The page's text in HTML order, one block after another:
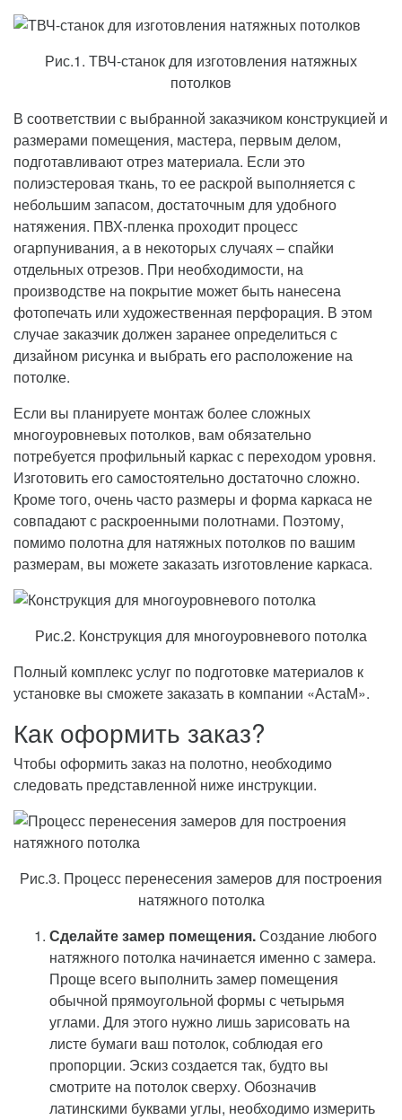
Рис.1. ТВЧ-станок для изготовления натяжных
потолков
В соответствии с выбранной заказчиком конструкцией и
размерами помещения, мастера, первым делом,
подготавливают отрез материала. Если это
полиэстеровая ткань, то ее раскрой выполняется с
небольшим запасом, достаточным для удобного
натяжения. ПВХ-пленка проходит процесс
огарпунивания, а в некоторых случаях – спайки
отдельных отрезов. При необходимости, на
производстве на покрытие может быть нанесена
фотопечать или художественная перфорация. В этом
случае заказчик должен заранее определиться с
дизайном рисунка и выбрать его расположение на
потолке.
Если вы планируете монтаж более сложных
многоуровневых потолков, вам обязательно
потребуется профильный каркас с переходом уровня.
Изготовить его самостоятельно достаточно сложно.
Кроме того, очень часто размеры и форма каркаса не
совпадают с раскроенными полотнами. Поэтому,
помимо полотна для натяжных потолков по вашим
размерам, вы можете заказать изготовление каркаса.
Рис.2. Конструкция для многоуровневого потолка
Полный комплекс услуг по подготовке материалов к
установке вы сможете заказать в компании «АстаМ».
Как оформить заказ?
Чтобы оформить заказ на полотно, необходимо
следовать представленной ниже инструкции.
Рис.3. Процесс перенесения замеров для построения
натяжного потолка
Сделайте замер помещения.Создание любого
натяжного потолка начинается именно с замера.
Проще всего выполнить замер помещения
обычной прямоугольной формы с четырьмя
углами. Для этого нужно лишь зарисовать на
листе бумаги ваш потолок, соблюдая его
пропорции. Эскиз создается так, будто вы
смотрите на потолок сверху. Обозначив
латинскими буквами углы, необходимо измерить